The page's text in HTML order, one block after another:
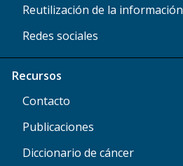
Reutilización de la información
Redes sociales
Recursos
Contacto
Publicaciones
Diccionario de cáncer